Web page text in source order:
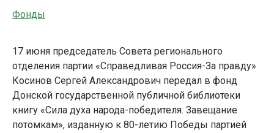
Фонды
17 июня председатель Совета регионального
отделения партии «Справедливая Россия-За правду»
Косинов Сергей Александрович передал в фонд
Донской государственной публичной библиотеки
книгу «Сила духа народа-победителя. Завещание
потомкам», изданную к 80-летию Победы партией